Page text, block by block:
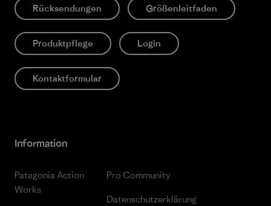
Rücksendungen Größenleitfaden
Produktpflege Login
Kontaktformular
Information
Patagonia Action
Works
Pro Community
Datenschutzerklärung